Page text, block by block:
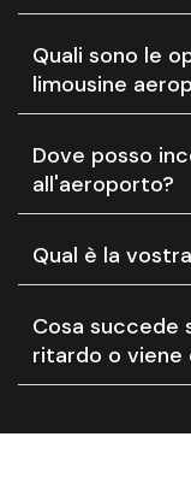
Quali sono le
limousine
Dove posso
all'aeroporto?
Qual è la
Cosa succede
ritardo o viene